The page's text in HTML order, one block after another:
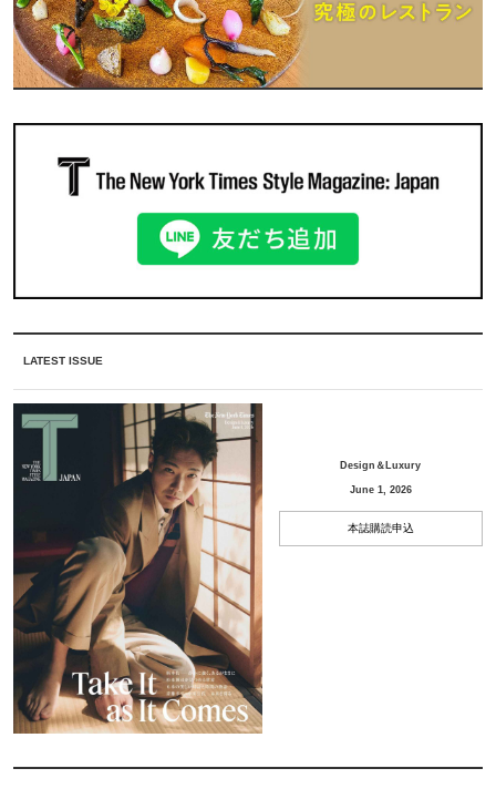
LATEST ISSUE
Design＆Luxury
June 1, 2026
本誌購読申込